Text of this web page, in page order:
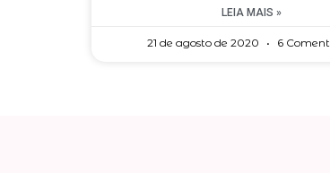
LEIA MAIS »
21 de agosto de 2020 6